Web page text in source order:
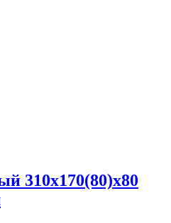
310х170(80)х80